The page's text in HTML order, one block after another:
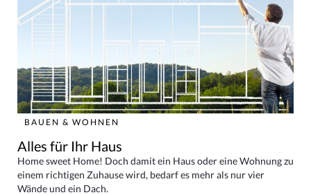
BAUEN & WOHNEN
Alles für Ihr Haus
Home sweet Home! Doch damit ein Haus oder eine Wohnung zu
einem richtigen Zuhause wird, bedarf es mehr als nur vier
Wände und ein Dach.